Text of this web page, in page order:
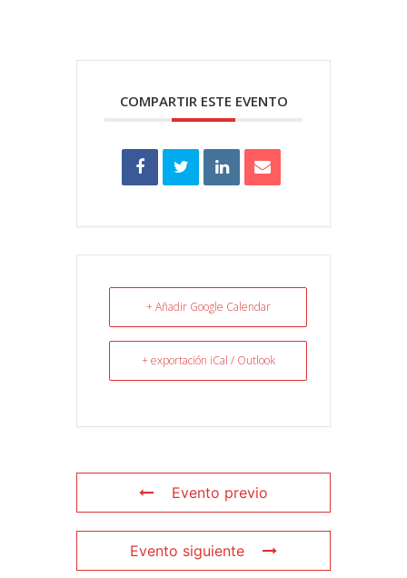
COMPARTIR ESTE EVENTO
+ Añadir Google Calendar
+ exportación iCal / Outlook
Evento previo
Evento siguiente